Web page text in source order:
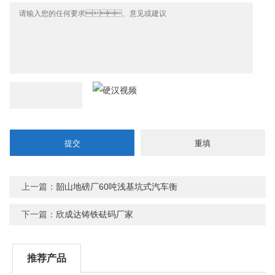
上一篇：韶山地磅厂60吨浅基坑式汽车衡
下一篇： 欣成达铸铁砝码厂家
推荐产品